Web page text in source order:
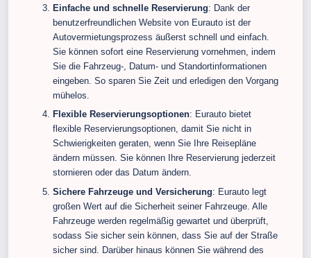
Einfache und schnelle Reservierung: Dank der
benutzerfreundlichen Website von Eurauto ist der
Autovermietungsprozess äußerst schnell und einfach.
Sie können sofort eine Reservierung vornehmen, indem
Sie die Fahrzeug-, Datum- und Standortinformationen
eingeben. So sparen Sie Zeit und erledigen den Vorgang
mühelos.
Flexible Reservierungsoptionen: Eurauto bietet
flexible Reservierungsoptionen, damit Sie nicht in
Schwierigkeiten geraten, wenn Sie Ihre Reisepläne
ändern müssen. Sie können Ihre Reservierung jederzeit
stornieren oder das Datum ändern.
Sichere Fahrzeuge und Versicherung: Eurauto legt
großen Wert auf die Sicherheit seiner Fahrzeuge. Alle
Fahrzeuge werden regelmäßig gewartet und überprüft,
sodass Sie sicher sein können, dass Sie auf der Straße
sicher sind. Darüber hinaus können Sie während des